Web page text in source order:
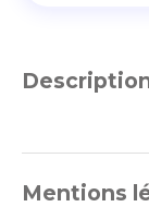
Mentions